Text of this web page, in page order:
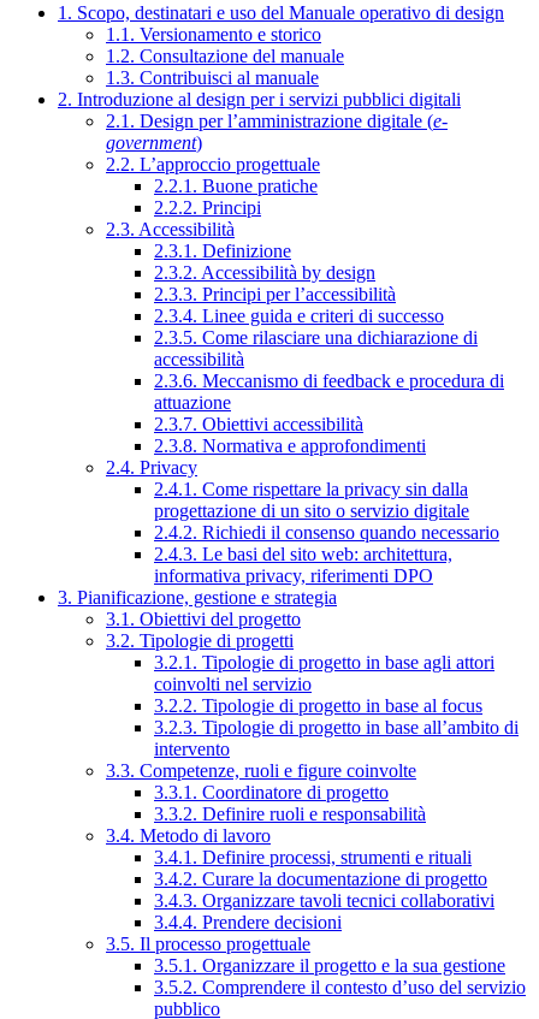
1. Scopo, destinatari e uso del Manuale operativo di design
1.1. Versionamento e storico
1.2. Consultazione del manuale
1.3. Contribuisci al manuale
2. Introduzione al design per i servizi pubblici digitali
2.1. Design per l’amministrazione digitale (e-
government)
2.2. L’approccio progettuale
2.2.1. Buone pratiche
2.2.2. Principi
2.3. Accessibilità
2.3.1. Definizione
2.3.2. Accessibilità by design
2.3.3. Principi per l’accessibilità
2.3.4. Linee guida e criteri di successo
2.3.5. Come rilasciare una dichiarazione di
accessibilità
2.3.6. Meccanismo di feedback e procedura di
attuazione
2.3.7. Obiettivi accessibilità
2.3.8. Normativa e approfondimenti
2.4. Privacy
2.4.1. Come rispettare la privacy sin dalla
progettazione di un sito o servizio digitale
2.4.2. Richiedi il consenso quando necessario
2.4.3. Le basi del sito web: architettura,
informativa privacy, riferimenti DPO
3. Pianificazione, gestione e strategia
3.1. Obiettivi del progetto
3.2. Tipologie di progetti
3.2.1. Tipologie di progetto in base agli attori
coinvolti nel servizio
3.2.2. Tipologie di progetto in base al focus
3.2.3. Tipologie di progetto in base all’ambito di
intervento
3.3. Competenze, ruoli e figure coinvolte
3.3.1. Coordinatore di progetto
3.3.2. Definire ruoli e responsabilità
3.4. Metodo di lavoro
3.4.1. Definire processi, strumenti e rituali
3.4.2. Curare la documentazione di progetto
3.4.3. Organizzare tavoli tecnici collaborativi
3.4.4. Prendere decisioni
3.5. Il processo progettuale
3.5.1. Organizzare il progetto e la sua gestione
3.5.2. Comprendere il contesto d’uso del servizio
pubblico